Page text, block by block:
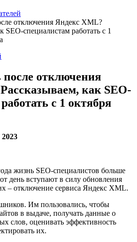
отключения Яндекс XML?
SEO-специалистам работать с 1
отключения
как SEO-
с 1 октября
жизнь SEO-специалистов больше
день вступают в силу обновления
– отключение сервиса Яндекс XML.
Им пользовались, чтобы
в выдаче, получать данные о
слов, оценивать эффективность
их.